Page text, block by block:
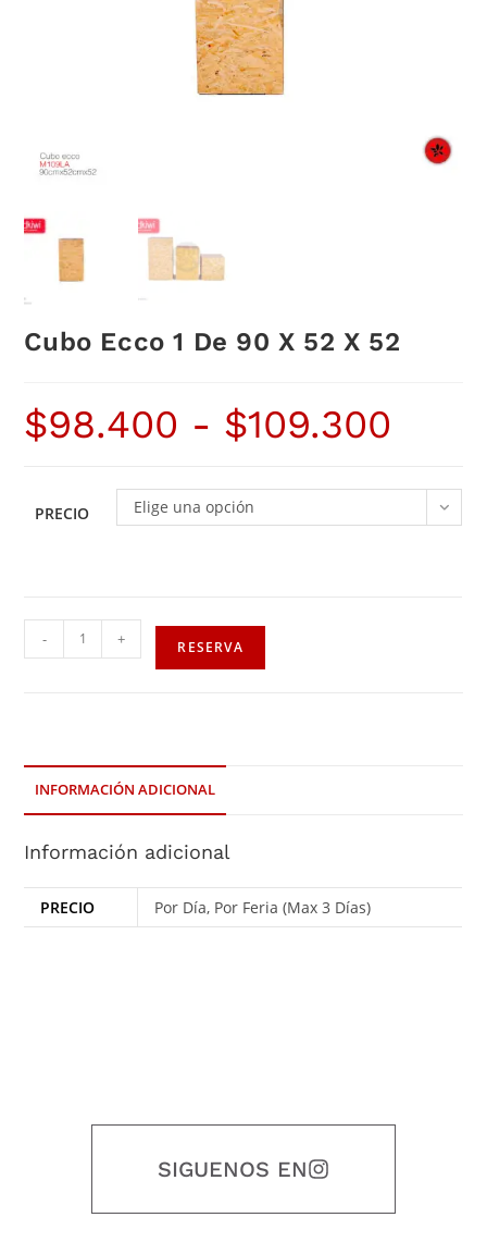
Cubo Ecco 1 De 90 X 52 X 52
$98.400 - $109.300
PRECIO Elige una opción
- + RESERVA
INFORMACIÓN ADICIONAL
Información adicional
PRECIO Por Día, Por Feria (Max 3 Días)
SIGUENOS EN